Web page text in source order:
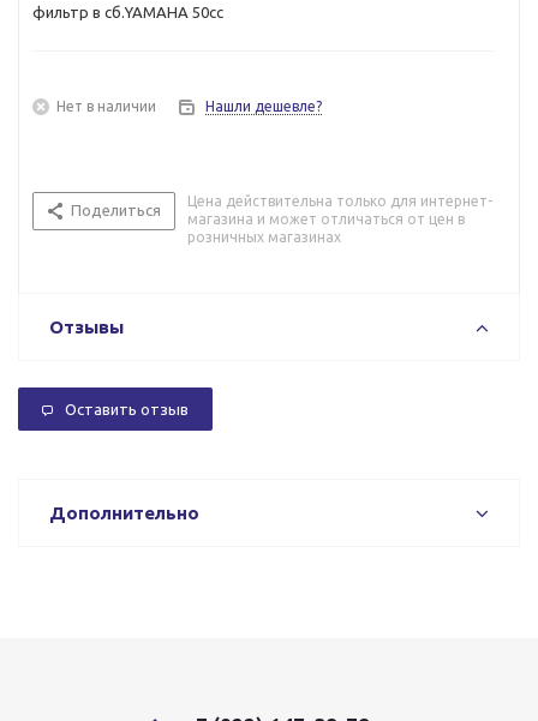
фильтр в сб.YAMAHA 50сс
Нет в наличии Нашли дешевле?
Поделиться
Цена действительна только для интернет-
магазина и может отличаться от цен в
розничных магазинах
Отзывы
Оставить отзыв
Дополнительно